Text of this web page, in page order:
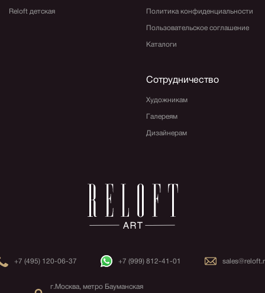
Reloft детская
Политика конфиденциальности
Пользовательское соглашение
Каталоги
Сотрудничество
Художникам
Галереям
Дизайнерам
+7 (495) 120-06-37 +7 (999) 812-41-01
г.Москва, метро Бауманская